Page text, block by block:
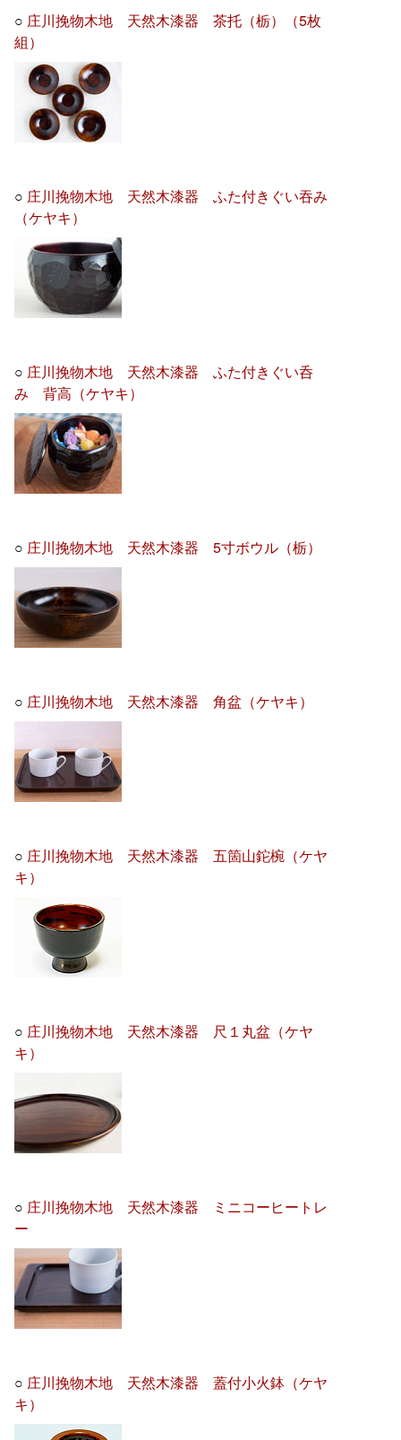
○ 庄川挽物木地 天然木漆器 茶托（栃）（5枚
組）
○ 庄川挽物木地 天然木漆器 ふた付きぐい吞み
（ケヤキ）
○ 庄川挽物木地 天然木漆器 ふた付きぐい呑
み 背高（ケヤキ）
○ 庄川挽物木地 天然木漆器 5寸ボウル（栃）
○ 庄川挽物木地 天然木漆器 角盆（ケヤキ）
○ 庄川挽物木地 天然木漆器 五箇山鉈椀（ケヤ
キ）
○ 庄川挽物木地 天然木漆器 尺１丸盆（ケヤ
キ）
○ 庄川挽物木地 天然木漆器 ミニコーヒートレ
ー
○ 庄川挽物木地 天然木漆器 蓋付小火鉢（ケヤ
キ）